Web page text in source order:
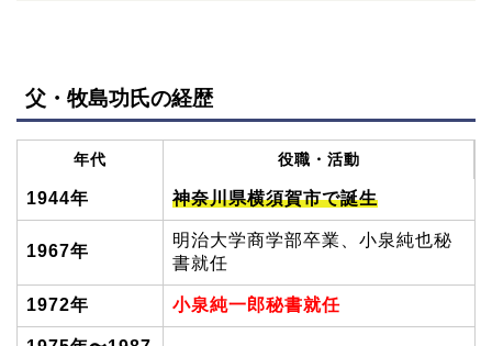
父・牧島功氏の経歴
年代 役職・活動
1944年 神奈川県横須賀市で誕生
1967年
明治大学商学部卒業、小泉純也秘
書就任
1972年 小泉純一郎秘書就任